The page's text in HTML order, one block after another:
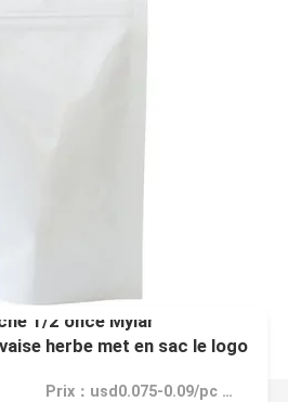
1/2 once Mylar
herbe met en sac le logo
Prix：usd0.075-0.09/pc FOB China